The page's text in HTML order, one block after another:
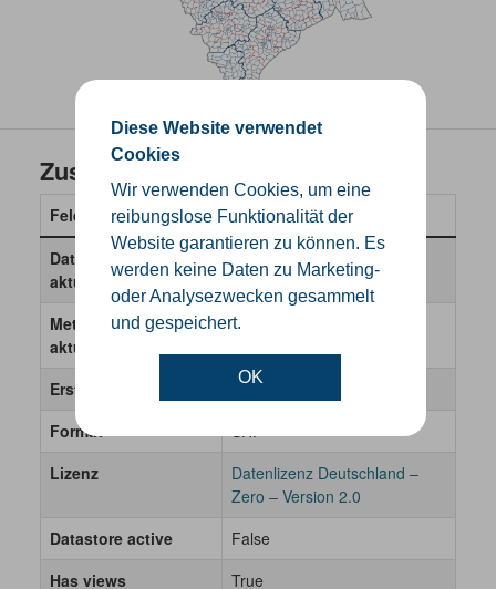
Diese Website verwendet
Cookies
Wir verwenden Cookies, um eine
reibungslose Funktionalität der
Website garantieren zu können. Es
werden keine Daten zu Marketing-
oder Analysezwecken gesammelt
und gespeichert.
OK
Zusätzliche Informationen
Feld
Wert
Daten wurden zuletzt
aktualisiert
10. Mai 2026
Metadaten zuletzt
aktualisiert
2. Mai 2024
Erstellt
26. Oktober 2023
Format
SHP
Lizenz
Datenlizenz Deutschland –
Zero – Version 2.0
Datastore active
False
Has views
True